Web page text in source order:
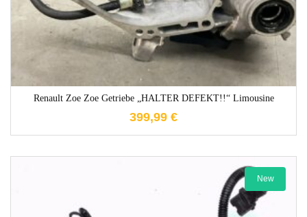
Renault Zoe Zoe Getriebe „HALTER DEFEKT!!“ Limousine
399,99 €
New